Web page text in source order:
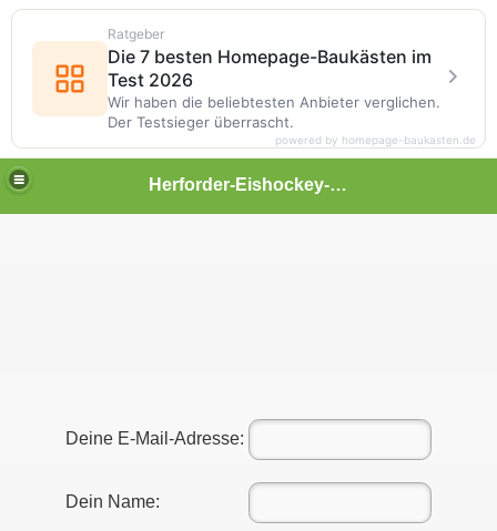
Herforder-Eishockey-Museum
Deine E-Mail-Adresse:
Dein Name:
Ratgeber
Die 7 besten Homepage-Baukästen im
Test 2026
Wir haben die beliebtesten Anbieter verglichen.
Der Testsieger überrascht.
powered by homepage-baukasten.de